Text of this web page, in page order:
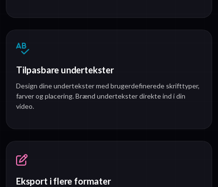
Tilpasbare undertekster
Design dine undertekster med brugerdefinerede skrifttyper,
farver og placering. Brænd undertekster direkte ind i din
video.
Eksport i flere formater